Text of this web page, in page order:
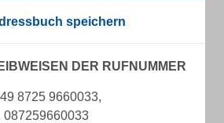
speichern
DER RUFNUMMER
8725 9660033,
087259660033